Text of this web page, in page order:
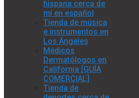
hispana cerca de
mí en español
Tienda de música
e instrumentos en
Los Ángeles
Médicos
Dermatólogos en
California [GUÍA
COMERCIAL]
Tienda de